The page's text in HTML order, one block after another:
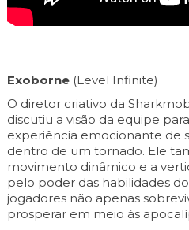
Exoborne(Level Infinite)
O diretor criativo da
discutiu a visão da equipe
experiência emocionante de
dentro de um tornado. Ele
movimento dinâmico e a
pelo poder das habilidades
jogadores não apenas
prosperar em meio às